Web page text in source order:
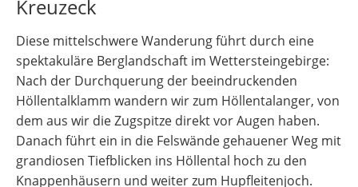
Kreuzeck
Diese mittelschwere Wanderung führt durch eine
spektakuläre Berglandschaft im Wettersteingebirge:
Nach der Durchquerung der beeindruckenden
Höllentalklamm wandern wir zum Höllentalanger, von
dem aus wir die Zugspitze direkt vor Augen haben.
Danach führt ein in die Felswände gehauener Weg mit
grandiosen Tiefblicken ins Höllental hoch zu den
Knappenhäusern und weiter zum Hupfleitenjoch.